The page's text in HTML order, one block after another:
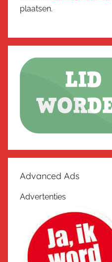
plaatsen.
Advanced Ads
Advertenties